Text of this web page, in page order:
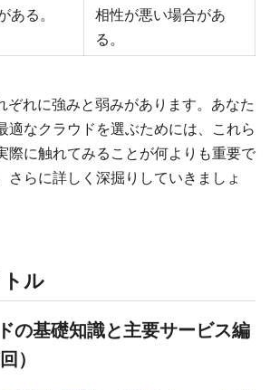
ある。
相性が悪い場合があ
る。
ぞれに強みと弱みがあります。あなた
適なクラウドを選ぶためには、これら
際に触れてみることが何よりも重要で
さらに詳しく深掘りしていきましょ
ル
の基礎知識と主要サービス編
）